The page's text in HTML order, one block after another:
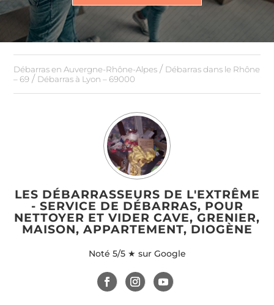
Débarras en Auvergne-Rhône-Alpes / Débarras dans le Rhône
– 69 / Débarras à Lyon – 69000
LES DÉBARRASSEURS DE L'EXTRÊME
- SERVICE DE DÉBARRAS, POUR
NETTOYER ET VIDER CAVE, GRENIER,
MAISON, APPARTEMENT, DIOGÈNE
Noté 5/5 ★ sur Google